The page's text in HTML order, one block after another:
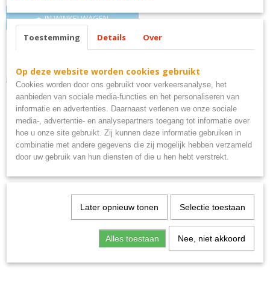
IN WINKELWAGEN
john deere bord metaal
Ook interessant
Toestemming Details Over
Op deze website worden cookies gebruikt
Cookies worden door ons gebruikt voor verkeersanalyse, het
aanbieden van sociale media-functies en het personaliseren van
informatie en advertenties. Daarnaast verlenen we onze sociale
media-, advertentie- en analysepartners toegang tot informatie over
hoe u onze site gebruikt. Zij kunnen deze informatie gebruiken in
combinatie met andere gegevens die zij mogelijk hebben verzameld
door uw gebruik van hun diensten of die u hen hebt verstrekt.
Later opnieuw tonen Selectie toestaan
Alles toestaan Nee, niet akkoord